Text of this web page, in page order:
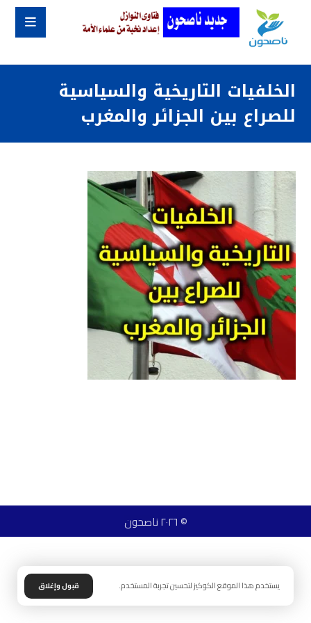
الخلفيات التاريخية والسياسية
للصراع بين الجزائر والمغرب
© ٢٠٢٦ ناصحون
يستخدم هذا الموقع الكوكيز لتحسين تجربة المستخدم. قبول وإغلاق